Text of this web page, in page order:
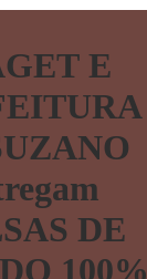
E
DE
100%